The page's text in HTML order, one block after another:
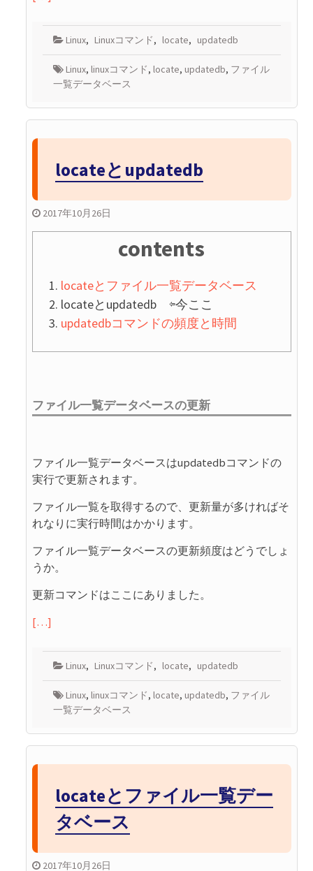
Linux, Linuxコマンド, locate, updatedb
Linux, linuxコマンド, locate, updatedb, ファイル
一覧データベース
locateとupdatedb
2017年10月26日
contents
locateとファイル一覧データベース
locateとupdatedb ⇦今ここ
updatedbコマンドの頻度と時間
ファイル一覧データベースの更新
ファイル一覧データベースはupdatedbコマンドの
実行で更新されます。
ファイル一覧を取得するので、更新量が多ければそ
れなりに実行時間はかかります。
ファイル一覧データベースの更新頻度はどうでしょ
うか。
更新コマンドはここにありました。
[…]
Linux, Linuxコマンド, locate, updatedb
Linux, linuxコマンド, locate, updatedb, ファイル
一覧データベース
locateとファイル一覧デー
タベース
2017年10月26日